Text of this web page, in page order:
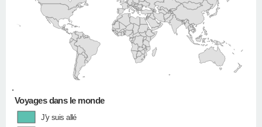
•
Voyages dans le monde
J'y suis allé